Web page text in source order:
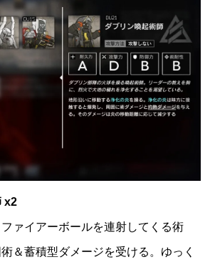
x2
ァイアーボールを連射してくる術
＆蓄積型ダメージを受ける。ゆっく